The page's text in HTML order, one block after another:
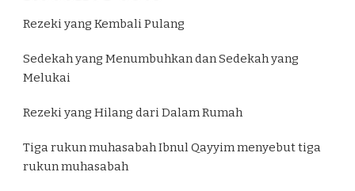
Rezeki yang Kembali Pulang
Sedekah yang Menumbuhkan dan Sedekah yang
Melukai
Rezeki yang Hilang dari Dalam Rumah
Tiga rukun muhasabah Ibnul Qayyim menyebut tiga
rukun muhasabah